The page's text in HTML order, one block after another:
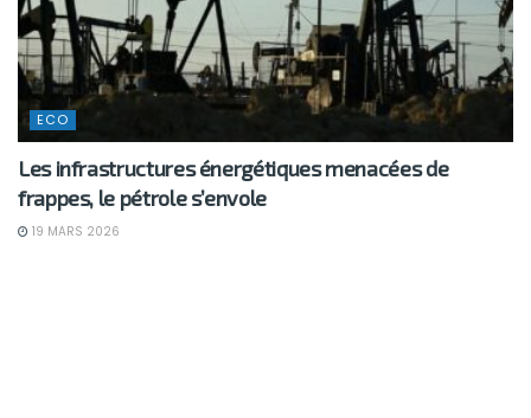
ECO
Les infrastructures énergétiques menacées de
frappes, le pétrole s’envole
19 MARS 2026